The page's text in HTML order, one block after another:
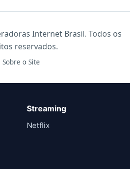
Internet Brasil. Todos os
reservados.
Sobre o Site
Streaming
Netflix